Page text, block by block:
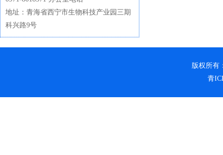
地址：青海省西宁市生物科技产业园三期
科兴路9号
版权所有
青